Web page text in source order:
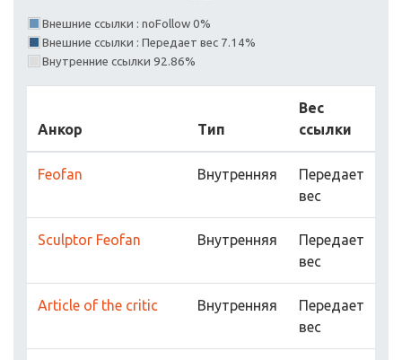
Внешние ссылки : noFollow 0%
Внешние ссылки : Передает вес 7.14%
Внутренние ссылки 92.86%
Анкор Тип
Вес
ссылки
Feofan Внутренняя
Передает
вес
Sculptor Feofan Внутренняя
Передает
вес
Article of the critic Внутренняя
Передает
вес